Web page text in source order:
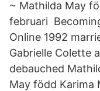
~ Mathilda May
februari
Online 1992
Gabrielle Colette
debauched
May född Karima